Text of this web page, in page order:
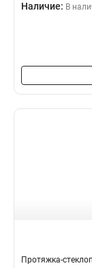
Наличие: В
Протяжка-